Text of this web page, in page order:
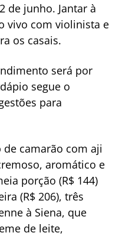
de junho. Jantar à
vivo com violinista e
os casais.
será por
segue o
para
camarão com aji
aromático e
porção (R$ 144)
(R$ 206), três
à Siena, que
de leite,